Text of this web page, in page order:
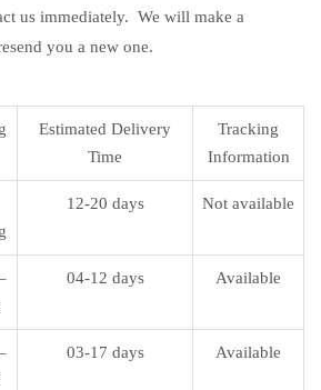
us immediately. We will make a
you a new one.
Estimated Delivery
Time
Tracking
Information
12-20 days Not available
04-12 days Available
03-17 days Available